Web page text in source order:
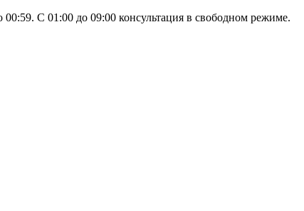
С 01:00 до 09:00 консультация в свободном режиме.